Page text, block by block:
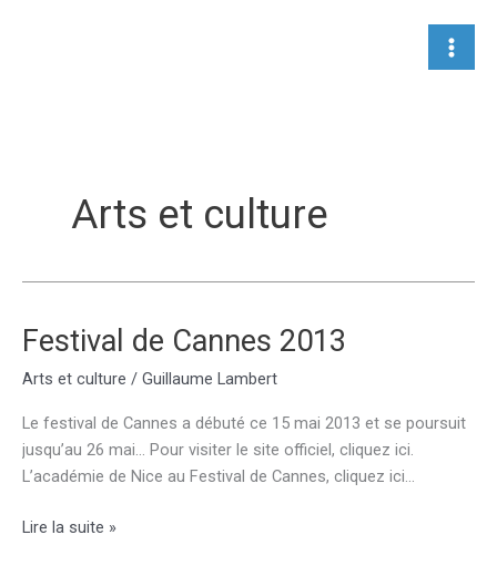
Arts et culture
Festival de Cannes 2013
Arts et culture / Guillaume Lambert
Le festival de Cannes a débuté ce 15 mai 2013 et se poursuit
jusqu’au 26 mai… Pour visiter le site officiel, cliquez ici.
L’académie de Nice au Festival de Cannes, cliquez ici…
Festival
Lire la suite »